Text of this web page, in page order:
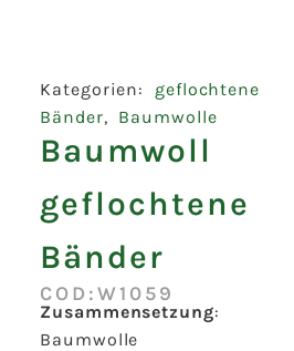
Kategorien: geflochtene
Bänder, Baumwolle
Baumwoll
geflochtene
Bänder
COD:W1059
Zusammensetzung:
Baumwolle